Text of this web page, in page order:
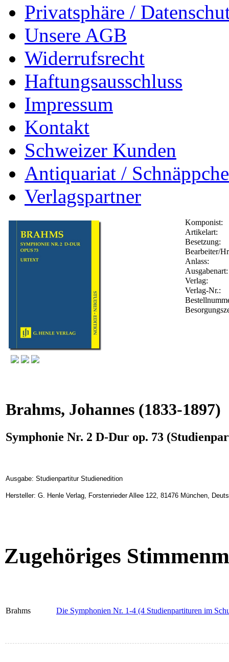
Privatsphäre /
Unsere AGB
Widerrufsrecht
Haftungsausschluss
Impressum
Kontakt
Schweizer Kunden
Antiquariat /
Verlagspartner
Komponist:
Artikelart:
Besetzung:
Bearbeiter/
Anlass:
Ausgabenart:
Verlag:
Verlag-Nr.:
Brahms, Johannes (1833-1897)
Symphonie Nr. 2 D-Dur op. 73
Ausgabe: Studienpartitur Studienedition
Hersteller: G. Henle Verlag, Forstenrieder Allee 122, 81476 München,
Zugehöriges
Brahms Die Symphonien Nr. 1-4 (4 Studienpartituren im